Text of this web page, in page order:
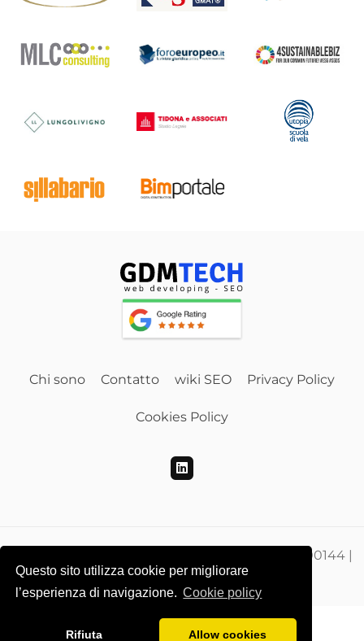
Questo sito utilizza cookie per migliorare
l’esperienza di navigazione. Cookie policy
Rifiuta Allow cookies
Chi sono Contatto wiki SEO Privacy Policy
Cookies Policy
Gdmtech Web Developing e SEO | PI 00865500144 |
CF DMEGZN73A10F205M